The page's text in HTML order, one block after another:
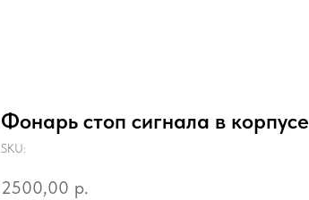
Фонарь стоп сигнала в корпусе
SKU:
2500,00 р.